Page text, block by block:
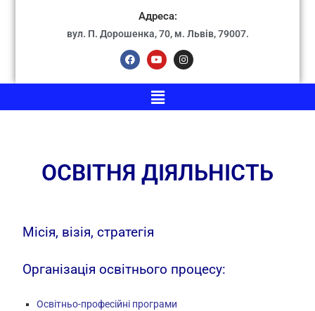
Адреса:
вул. П. Дорошенка, 70, м. Львів, 79007.
ОСВІТНЯ ДІЯЛЬНІСТЬ
Місія, візія, стратегія
Організація освітнього процесу:
Освітньо-професійні програми